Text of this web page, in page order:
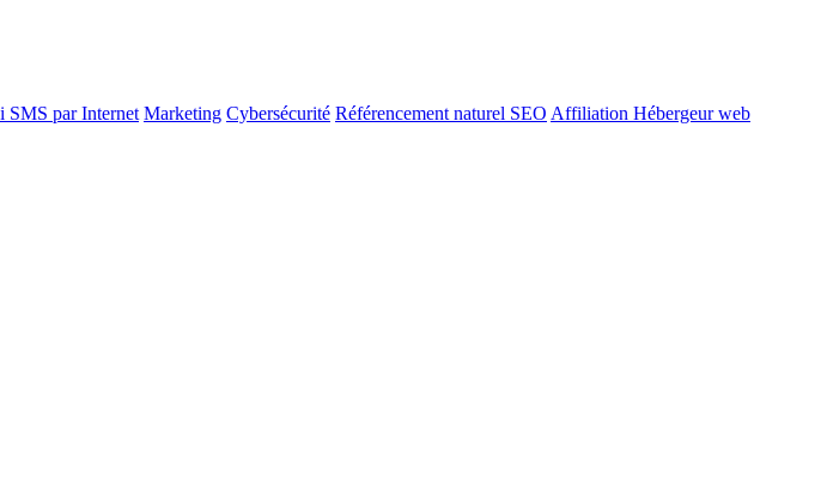
SMS par Internet Marketing Cybersécurité Référencement naturel SEO Affiliation Hébergeur web